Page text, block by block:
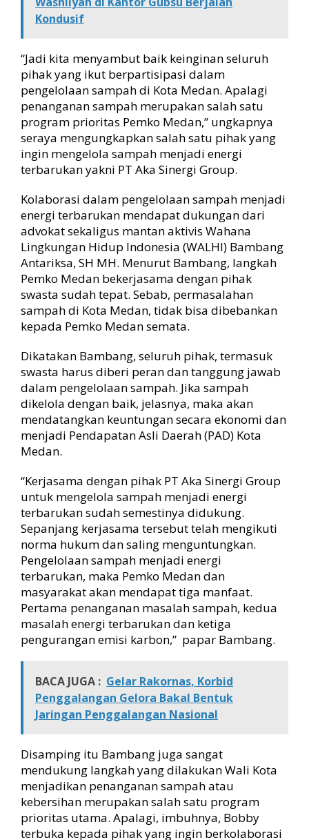
a
Kondusif
“Jadi kita menyambut baik keinginan seluruh
pihak yang ikut berpartisipasi dalam
pengelolaan sampah di Kota Medan. Apalagi
penanganan sampah merupakan salah satu
program prioritas Pemko Medan,” ungkapnya
seraya mengungkapkan salah satu pihak yang
ingin mengelola sampah menjadi energi
terbarukan yakni PT Aka Sinergi Group.
Kolaborasi dalam pengelolaan sampah menjadi
energi terbarukan mendapat dukungan dari
advokat sekaligus mantan aktivis Wahana
Lingkungan Hidup Indonesia (WALHI) Bambang
Antariksa, SH MH. Menurut Bambang, langkah
Pemko Medan bekerjasama dengan pihak
swasta sudah tepat. Sebab, permasalahan
sampah di Kota Medan, tidak bisa dibebankan
kepada Pemko Medan semata.
Dikatakan Bambang, seluruh pihak, termasuk
swasta harus diberi peran dan tanggung jawab
dalam pengelolaan sampah. Jika sampah
dikelola dengan baik, jelasnya, maka akan
mendatangkan keuntungan secara ekonomi dan
menjadi Pendapatan Asli Daerah (PAD) Kota
Medan.
“Kerjasama dengan pihak PT Aka Sinergi Group
untuk mengelola sampah menjadi energi
terbarukan sudah semestinya didukung.
Sepanjang kerjasama tersebut telah mengikuti
norma hukum dan saling menguntungkan.
Pengelolaan sampah menjadi energi
terbarukan, maka Pemko Medan dan
masyarakat akan mendapat tiga manfaat.
Pertama penanganan masalah sampah, kedua
masalah energi terbarukan dan ketiga
pengurangan emisi karbon,” papar Bambang.
BACA JUGA : Gelar Rakornas, Korbid
Penggalangan Gelora Bakal Bentuk
Jaringan Penggalangan Nasional
Disamping itu Bambang juga sangat
mendukung langkah yang dilakukan Wali Kota
menjadikan penanganan sampah atau
kebersihan merupakan salah satu program
prioritas utama. Apalagi, imbuhnya, Bobby
terbuka kepada pihak yang ingin berkolaborasi